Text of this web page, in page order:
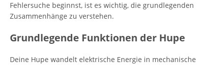
Fehlersuche beginnst, ist es wichtig, die grundlegenden
Zusammenhänge zu verstehen.
Grundlegende Funktionen der Hupe
Deine Hupe wandelt elektrische Energie in mechanische